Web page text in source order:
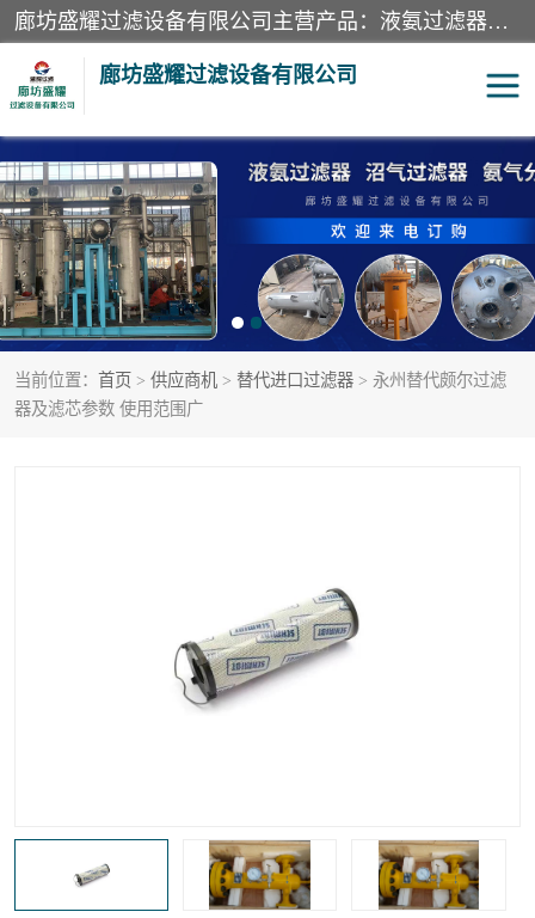
廊坊盛耀过滤设备有限公司主营产品：液氨过滤器、沼气过滤器、氨气分离器、二氧化碳过滤器、过滤器、液氨氨气过滤器、天然气过滤器、管道过滤器、*过滤器、液氨除油除水过滤器、氨气除油除水过滤器、焦炉煤气除焦油过滤器等。
廊坊盛耀过滤设备有限公司
当前位置： 首页 > 供应商机 > 替代进口过滤器 > 永州替代颇尔过滤
器及滤芯参数 使用范围广
二氧化碳过滤器 过滤器
液氨氨气过滤器 沼气过滤器
天然气过滤器 管道过滤器
甲醇过滤器 液氨除油除水过滤器
耐腐蚀除雾器滤芯